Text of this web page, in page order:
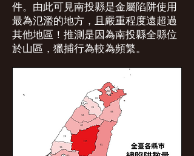
件。由此可見南投縣是金屬陷阱使用
最為氾濫的地方，且嚴重程度遠超過
其他地區！推測是因為南投縣全縣位
於山區，獵捕行為較為頻繁。